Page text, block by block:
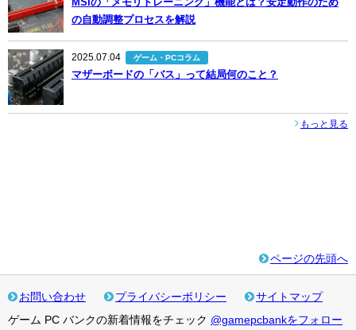
の自動調整プロセスを解説
2025.07.04 ゲーム・PCコラム
マザーボードの「バス」って結局何のこと？
もっと見る
ページの先頭へ
お問い合わせ プライバシーポリシー
サイトマップ
ゲーム PC バンクの新着情報をチェック @gamepcbankをフォロー